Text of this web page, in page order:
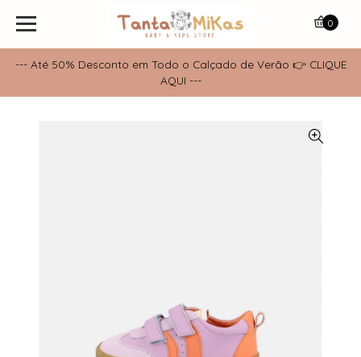
--- Até 50% Desconto em Todo o Calçado de Verão 👉 CLIQUE
AQUI ---
0